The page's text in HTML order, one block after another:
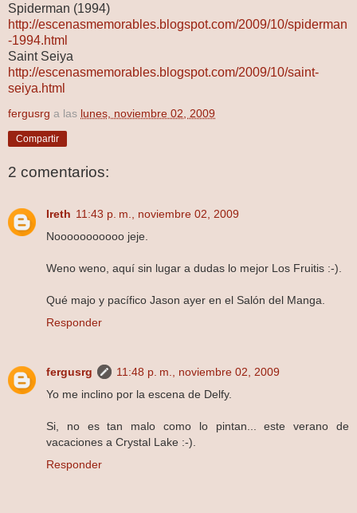
Spiderman (1994)
http://escenasmemorables.blogspot.com/2009/10/spiderman
-1994.html
Saint Seiya
http://escenasmemorables.blogspot.com/2009/10/saint-
seiya.html
fergusrg a las lunes, noviembre 02, 2009
Compartir
2 comentarios:
Ireth 11:43 p. m., noviembre 02, 2009
Nooooooooooo jeje.
Weno weno, aquí sin lugar a dudas lo mejor Los Fruitis :-).
Qué majo y pacífico Jason ayer en el Salón del Manga.
Responder
fergusrg
11:48 p. m., noviembre 02, 2009
Yo me inclino por la escena de Delfy.
Si, no es tan malo como lo pintan... este verano de
vacaciones a Crystal Lake :-).
Responder